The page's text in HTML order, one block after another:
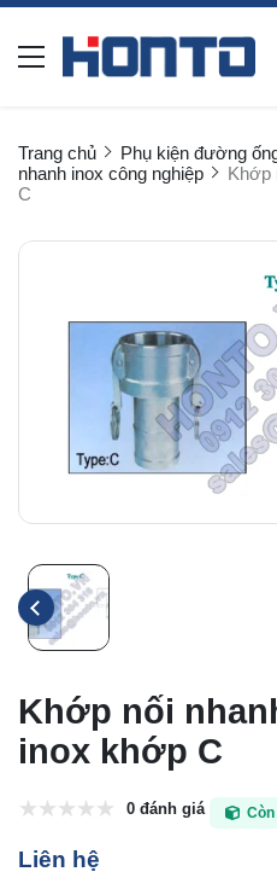
Trang chủ Phụ kiện đường
nhanh inox công nghiệp
Khớp
C
Khớp nối
inox khớp C
0 đánh giá
Liên hệ